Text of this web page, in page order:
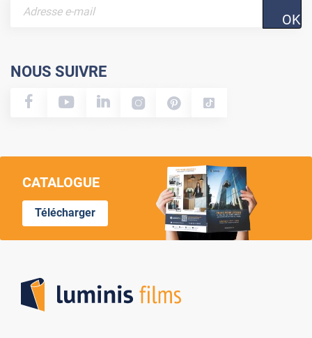
OK
NOUS SUIVRE
CATALOGUE
Télécharger